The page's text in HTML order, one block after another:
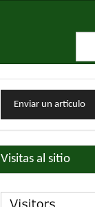
Enviar
unEnviar un artículo
Visitas al sitio